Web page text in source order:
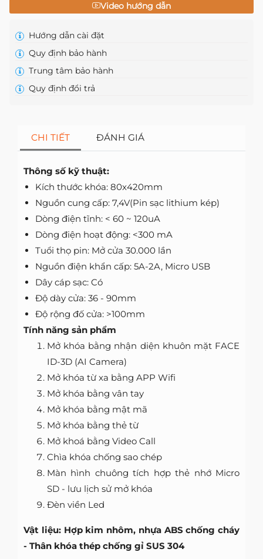
Video hướng dẫn
Hướng dẫn cài đặt
Quy định bảo hành
Trung tâm bảo hành
Quy định đổi trả
CHI TIẾT ĐÁNH GIÁ
Thông số kỹ thuật:
Kích thước khóa: 80x420mm
Nguồn cung cấp: 7,4V(Pin sạc lithium kép)
Dòng điện tĩnh: < 60 ~ 120uA
Dòng điện hoạt động: <300 mA
Tuổi thọ pin: Mở cửa 30.000 lần
Nguồn điện khẩn cấp: 5A-2A, Micro USB
Dây cáp sạc: Có
Độ dày cửa: 36 - 90mm
Độ rộng đố cửa: >100mm
Tính năng sản phẩm
Mở khóa bằng nhận diện khuôn mặt FACE
ID-3D (AI Camera)
Mở khóa từ xa bằng APP Wifi
Mở khóa bằng vân tay
Mở khóa bằng mật mã
Mở khóa bằng thẻ từ
Mở khoá bằng Video Call
Chìa khóa chống sao chép
Màn hình chuông tích hợp thẻ nhớ Micro
SD - lưu lịch sử mở khóa
Đèn viền Led
Vật liệu: Hợp kim nhôm, nhựa ABS chống cháy
- Thân khóa thép chống gỉ SUS 304